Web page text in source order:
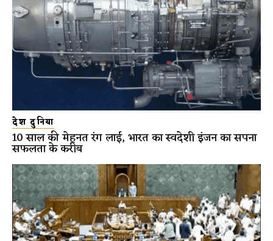
देश दुनिया
10 साल की मेहनत रंग लाई, भारत का स्वदेशी इंजन का सपना
सफलता के करीब